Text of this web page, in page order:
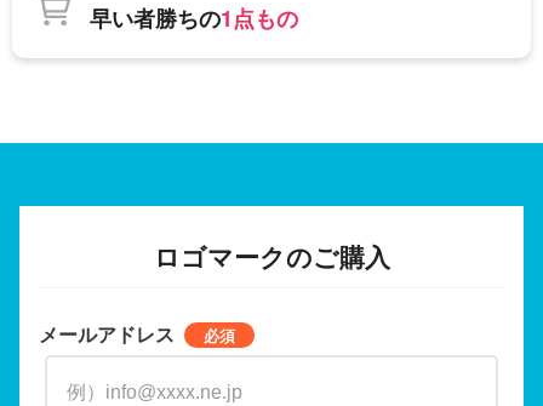
早い者勝ちの1点もの
ロゴマークのご購入
メールアドレス